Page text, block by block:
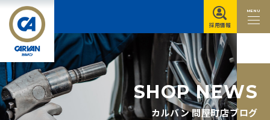
MENU
採用情報
SHOP NEWS
カルバン 問屋町店ブログ